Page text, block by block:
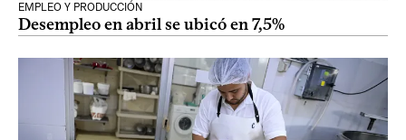
EMPLEO Y PRODUCCIÓN
Desempleo en abril se ubicó en 7,5%